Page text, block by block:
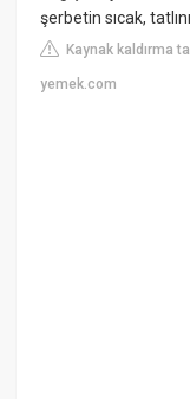
şerbetin sıcak,
Kaynak kaldırma
yemek.com